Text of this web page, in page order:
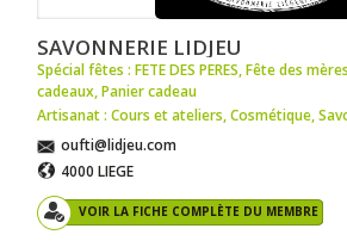
SAVONNERIE LIDJEU
Spécial fêtes : FETE DES PERES,Fête des mères
cadeaux,Panier cadeau
Artisanat : Cours et ateliers,Cosmétique,
oufti@lidjeu.com
4000 LIEGE
VOIR LA FICHE COMPLÈTE DU MEMBRE